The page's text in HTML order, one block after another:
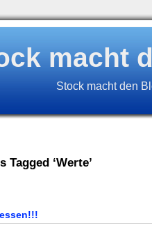
macht
Stock macht den
Tagged ‘Werte’